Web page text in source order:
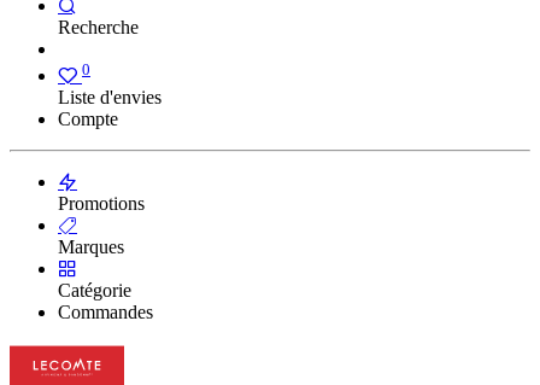
Recherche
0
Liste d'envies
Compte
Promotions
Marques
Catégorie
Commandes